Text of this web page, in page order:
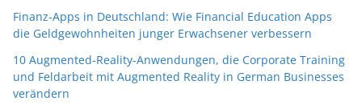
Finanz-Apps in Deutschland: Wie Financial Education Apps
die Geldgewohnheiten junger Erwachsener verbessern
10 Augmented-Reality-Anwendungen, die Corporate Training
und Feldarbeit mit Augmented Reality in German Businesses
verändern